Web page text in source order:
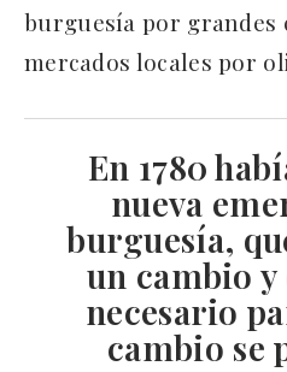
burguesía por grandes
mercados locales por
En 1780
nueva
burguesía,
un cambio y
necesario
cambio se